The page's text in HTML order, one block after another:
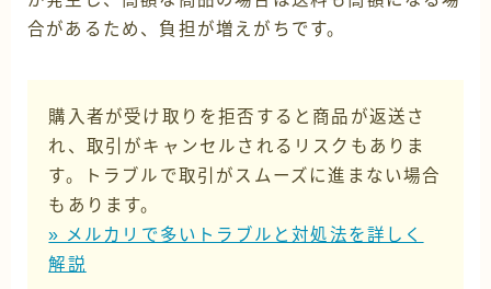
合があるため、負担が増えがちです。
購入者が受け取りを拒否すると商品が返送さ
れ、取引がキャンセルされるリスクもありま
す。トラブルで取引がスムーズに進まない場合
もあります。
» メルカリで多いトラブルと対処法を詳しく
解説